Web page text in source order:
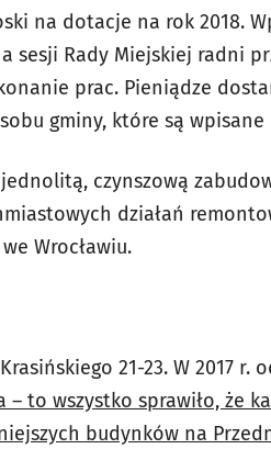
na dotacje na rok 2018.
sesji Rady Miejskiej radni
prac. Pieniądze
gminy, które są
czynszową
działań
Wrocławiu.
21-23. W 2017 r.
to wszystko sprawiło, że
budynków na